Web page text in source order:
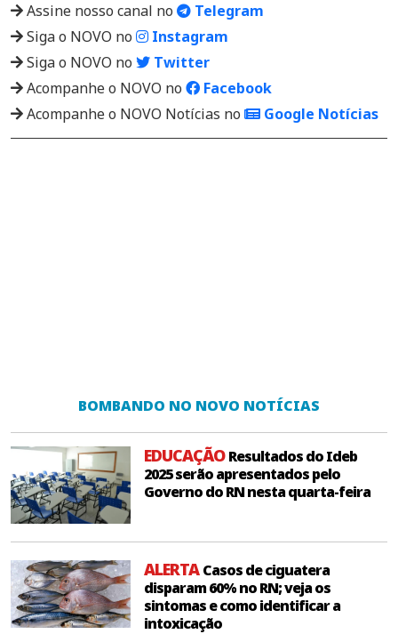
Assine nosso canal no
Telegram
Siga o NOVO no
Instagram
Siga o NOVO no
Twitter
Acompanhe o NOVO no
Facebook
Acompanhe o NOVO Notícias no
Google Notícias
BOMBANDO NO NOVO NOTÍCIAS
EDUCAÇÃOResultados do Ideb
2025 serão apresentados pelo
Governo do RN nesta quarta-feira
ALERTACasos de ciguatera
disparam 60% no RN; veja os
sintomas e como identificar a
intoxicação